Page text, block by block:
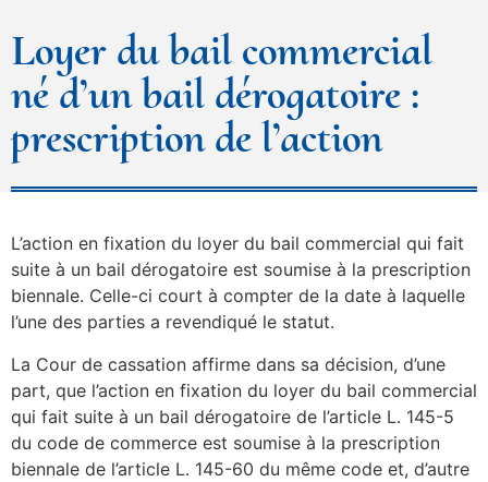
Loyer du bail commercial
né d’un bail dérogatoire :
prescription de l’action
L’action en fixation du loyer du bail commercial qui fait
suite à un bail dérogatoire est soumise à la prescription
biennale. Celle-ci court à compter de la date à laquelle
l’une des parties a revendiqué le statut.
La Cour de cassation affirme dans sa décision, d’une
part, que l’action en fixation du loyer du bail commercial
qui fait suite à un bail dérogatoire de l’article L. 145-5
du code de commerce est soumise à la prescription
biennale de l’article L. 145-60 du même code et, d’autre